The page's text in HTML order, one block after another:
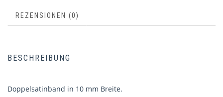
REZENSIONEN (0)
BESCHREIBUNG
Doppelsatinband in 10 mm Breite.